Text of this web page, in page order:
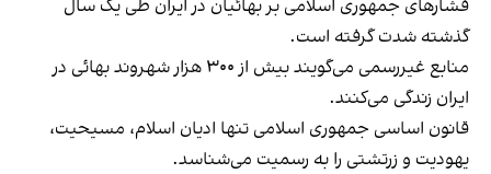
فشارهای جمهوری اسلامی بر بهائیان در ایران طی یک سال
گذشته شدت گرفته است.
منابع غیررسمی می‌گویند بیش از ۳۰۰ هزار شهروند بهائی در
ایران زندگی می‌کنند.
قانون اساسی جمهوری اسلامی تنها ادیان اسلام، مسیحیت،
یهودیت و زرتشتی‌ را به رسمیت می‌شناسد.